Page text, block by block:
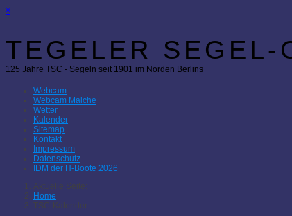
×
TEGELER SEGEL-
125 Jahre TSC - Segeln seit 1901 im Norden Berlins
Webcam
Webcam Malche
Wetter
Kalender
Sitemap
Kontakt
Impressum
Datenschutz
IDM der H-Boote 2026
Aktuelle Seite:
Home
TSC-Kalender